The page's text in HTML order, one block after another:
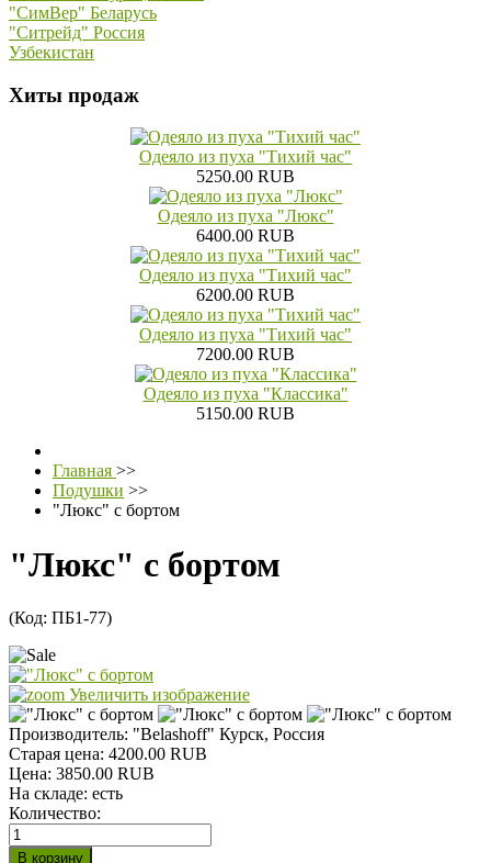
"СимВер" Беларусь
"Ситрейд" Россия
Узбекистан
Хиты продаж
Одеяло из пуха "Тихий час"
5250.00 RUB
Одеяло из пуха "Люкс"
6400.00 RUB
Одеяло из пуха "Тихий час"
6200.00 RUB
Одеяло из пуха "Тихий час"
7200.00 RUB
Одеяло из пуха "Классика"
5150.00 RUB
Главная >>
Подушки >>
"Люкс" с бортом
"Люкс" с бортом
(Код: ПБ1-77)
Увеличить изображение
Производитель: "Belashoff" Курск, Россия
Старая цена: 4200.00 RUB
Цена: 3850.00 RUB
На складе: есть
Количество: